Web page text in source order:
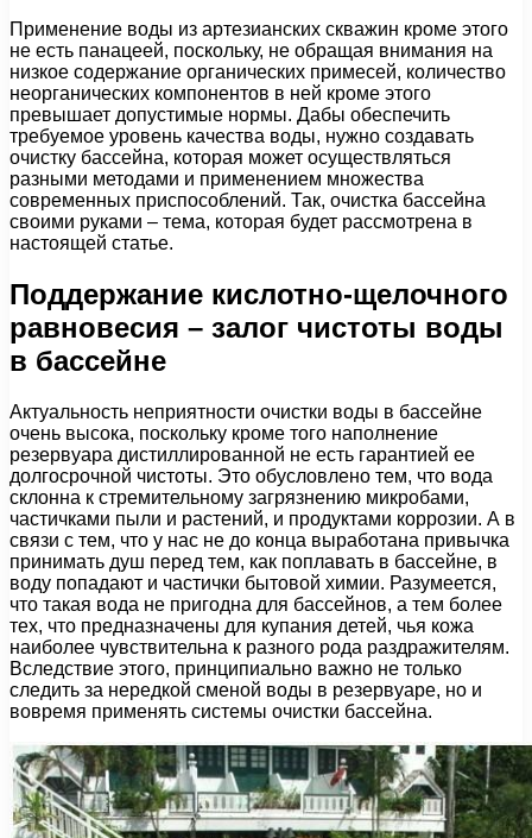
Применение воды из артезианских скважин кроме этого
не есть панацеей, поскольку, не обращая внимания на
низкое содержание органических примесей, количество
неорганических компонентов в ней кроме этого
превышает допустимые нормы. Дабы обеспечить
требуемое уровень качества воды, нужно создавать
очистку бассейна, которая может осуществляться
разными методами и применением множества
современных приспособлений. Так, очистка бассейна
своими руками – тема, которая будет рассмотрена в
настоящей статье.
Поддержание кислотно-щелочного
равновесия – залог чистоты воды
в бассейне
Актуальность неприятности очистки воды в бассейне
очень высока, поскольку кроме того наполнение
резервуара дистиллированной не есть гарантией ее
долгосрочной чистоты. Это обусловлено тем, что вода
склонна к стремительному загрязнению микробами,
частичками пыли и растений, и продуктами коррозии. А в
связи с тем, что у нас не до конца выработана привычка
принимать душ перед тем, как поплавать в бассейне, в
воду попадают и частички бытовой химии. Разумеется,
что такая вода не пригодна для бассейнов, а тем более
тех, что предназначены для купания детей, чья кожа
наиболее чувствительна к разного рода раздражителям.
Вследствие этого, принципиально важно не только
следить за нередкой сменой воды в резервуаре, но и
вовремя применять системы очистки бассейна.